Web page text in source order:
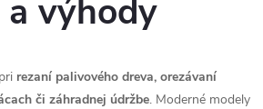
výhody
rezaní palivového dreva, orezávaní
či záhradnej údržbe. Moderné modely